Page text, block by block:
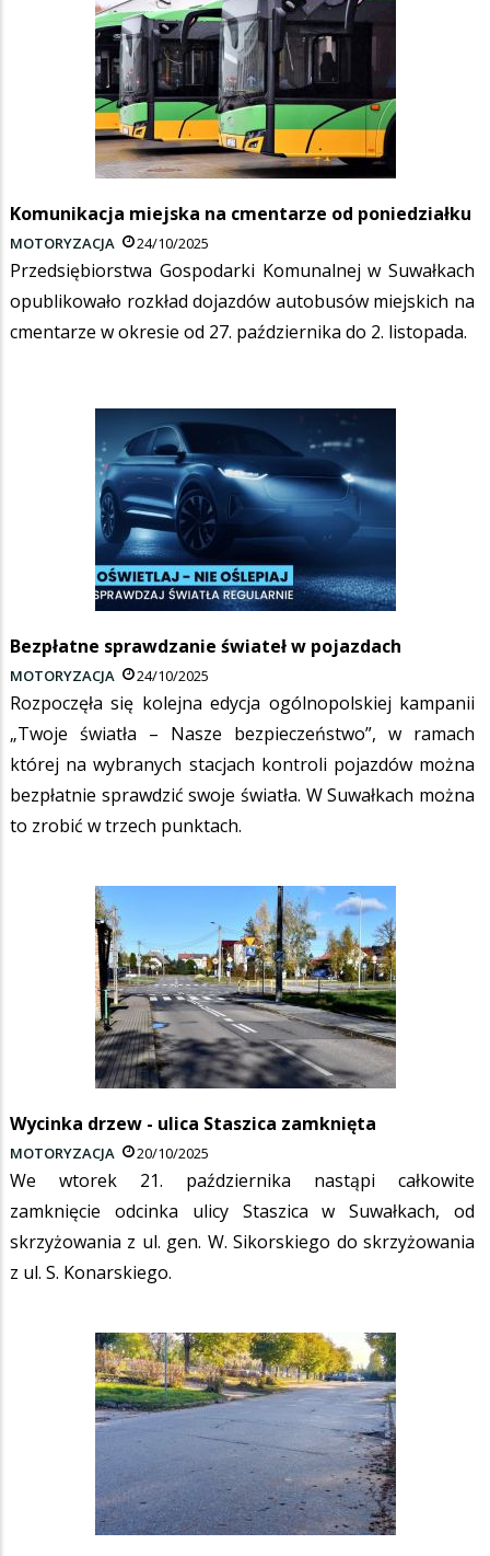
Komunikacja miejska na cmentarze od poniedziałku
MOTORYZACJA 24/10/2025
Przedsiębiorstwa Gospodarki Komunalnej w Suwałkach
opublikowało rozkład dojazdów autobusów miejskich na
cmentarze w okresie od 27. października do 2. listopada.
Bezpłatne sprawdzanie świateł w pojazdach
MOTORYZACJA 24/10/2025
Rozpoczęła się kolejna edycja ogólnopolskiej kampanii
„Twoje światła – Nasze bezpieczeństwo”, w ramach
której na wybranych stacjach kontroli pojazdów można
bezpłatnie sprawdzić swoje światła. W Suwałkach można
to zrobić w trzech punktach.
Wycinka drzew - ulica Staszica zamknięta
MOTORYZACJA 20/10/2025
We wtorek 21. października nastąpi całkowite
zamknięcie odcinka ulicy Staszica w Suwałkach, od
skrzyżowania z ul. gen. W. Sikorskiego do skrzyżowania
z ul. S. Konarskiego.